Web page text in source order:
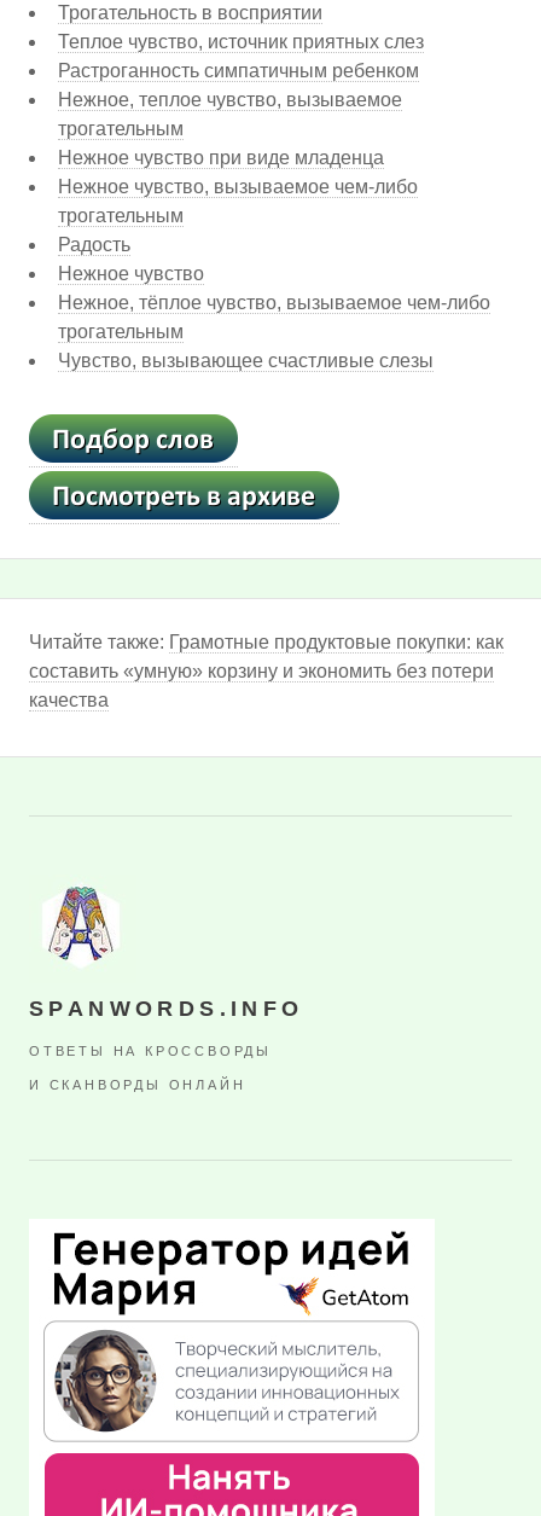
Трогательность в восприятии
Теплое чувство, источник приятных слез
Растроганность симпатичным ребенком
Нежное, теплое чувство, вызываемое
трогательным
Нежное чувство при виде младенца
Нежное чувство, вызываемое чем-либо
трогательным
Радость
Нежное чувство
Нежное, тёплое чувство, вызываемое чем-либо
трогательным
Чувство, вызывающее счастливые слезы
Читайте также: Грамотные продуктовые покупки: как
составить «умную» корзину и экономить без потери
качества
SPANWORDS.INFO
ОТВЕТЫ НА КРОССВОРДЫ
И СКАНВОРДЫ ОНЛАЙН